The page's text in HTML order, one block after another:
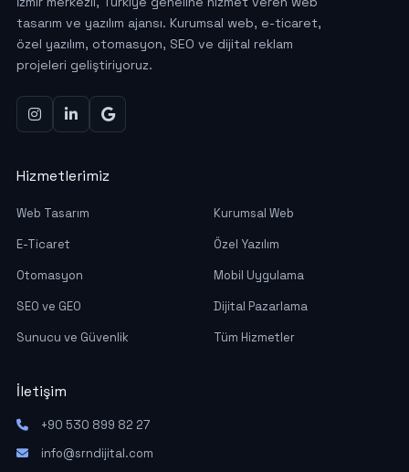
tasarım ve yazılım ajansı. Kurumsal web, e-ticaret,
özel yazılım, otomasyon, SEO ve dijital reklam
projeleri geliştiriyoruz.
Hizmetlerimiz
Web Tasarım
Kurumsal Web
E-Ticaret
Özel Yazılım
Otomasyon
Mobil Uygulama
SEO ve GEO
Dijital Pazarlama
Sunucu ve Güvenlik
Tüm Hizmetler
İletişim
+90 530 899 82 27
info@srndijital.com